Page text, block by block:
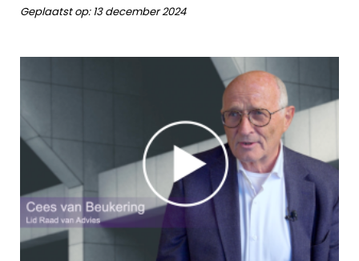
Geplaatst op:13 december 2024